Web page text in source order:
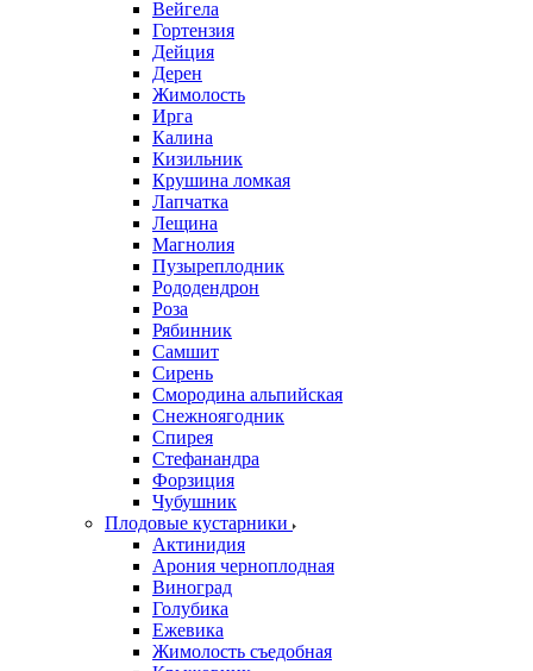
Вейгела
Гортензия
Дейция
Дерен
Жимолость
Ирга
Калина
Кизильник
Крушина ломкая
Лапчатка
Лещина
Магнолия
Пузыреплодник
Рододендрон
Роза
Рябинник
Самшит
Сирень
Смородина альпийская
Снежноягодник
Спирея
Стефанандра
Форзиция
Чубушник
Плодовые кустарники
Актинидия
Арония черноплодная
Виноград
Голубика
Ежевика
Жимолость съедобная